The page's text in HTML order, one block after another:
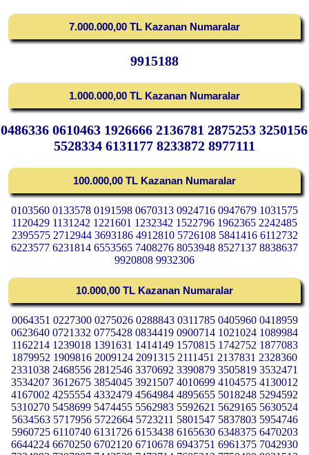
7.000.000,00 TL Kazanan Numaralar
9915188
1.000.000,00 TL Kazanan Numaralar
0486336 0610463 1926666 2136781 2875253 3250156
5528334 6131177 8233872 8977111
100.000,00 TL Kazanan Numaralar
0103560 0133578 0191598 0670313 0924716 0947679 1031575
1120429 1131242 1221601 1232342 1522796 1962365 2242485
2395575 2712944 3693186 4912810 5726108 5841416 6112732
6223577 6231814 6553565 7408276 8053948 8527137 8838637
9920808 9932306
10.000,00 TL Kazanan Numaralar
0064351 0227300 0275026 0288843 0311785 0405960 0418959
0623640 0721332 0775428 0834419 0900714 1021024 1089984
1162214 1239018 1391631 1414149 1570815 1742752 1877083
1879952 1909816 2009124 2091315 2111451 2137831 2328360
2331038 2468556 2812546 3370692 3390879 3505819 3532471
3534207 3612675 3854045 3921507 4010699 4104575 4130012
4167002 4255554 4332479 4564984 4895655 5018248 5294592
5310270 5458699 5474455 5562983 5592621 5629165 5630524
5634563 5717956 5722664 5723211 5801547 5837803 5954746
5960725 6110740 6131726 6153438 6165630 6348375 6470203
6644224 6670250 6702120 6710678 6943751 6961375 7042930